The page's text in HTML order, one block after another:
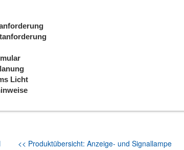
Licht
<< Produktübersicht: Anzeige- und Signallampe